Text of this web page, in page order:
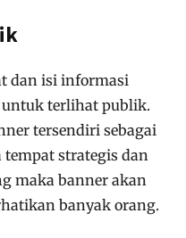
dan isi informasi
terlihat publik.
tersendiri sebagai
strategis dan
maka banner akan
banyak orang.